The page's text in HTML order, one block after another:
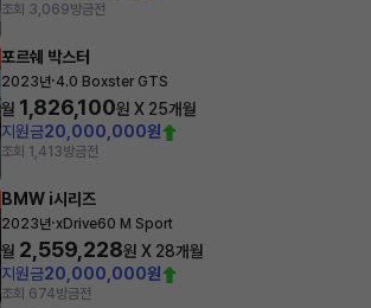
조회 3,069방금전
포르쉐 박스터
2023년·4.0 Boxster GTS
월 1,826,100원 X 25개월
지원금20,000,000원
조회 1,413방금전
BMW i시리즈
2023년·xDrive60 M Sport
월 2,559,228원 X 28개월
지원금20,000,000원
조회 674방금전